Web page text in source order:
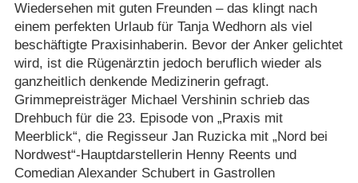
Wiedersehen mit guten Freunden – das klingt nach
einem perfekten Urlaub für Tanja Wedhorn als viel
beschäftigte Praxisinhaberin. Bevor der Anker gelichtet
wird, ist die Rügenärztin jedoch beruflich wieder als
ganzheitlich denkende Medizinerin gefragt.
Grimmepreisträger Michael Vershinin schrieb das
Drehbuch für die 23. Episode von „Praxis mit
Meerblick“, die Regisseur Jan Ruzicka mit „Nord bei
Nordwest“-Hauptdarstellerin Henny Reents und
Comedian Alexander Schubert in Gastrollen